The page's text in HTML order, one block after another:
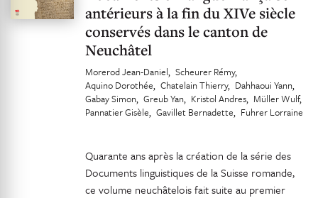
antérieurs à la fin du XIVe siècle
conservés dans le canton de
Neuchâtel
Morerod Jean-Daniel Scheurer Rémy
Aquino Dorothée Chatelain Thierry Dahhaoui Yann
Gabay Simon Greub Yan Kristol Andres Müller Wulf
Pannatier Gisèle Gavillet Bernadette Fuhrer Lorraine
Quarante ans après la création de la série des
Documents linguistiques de la Suisse romande,
ce volume neuchâtelois fait suite au premier